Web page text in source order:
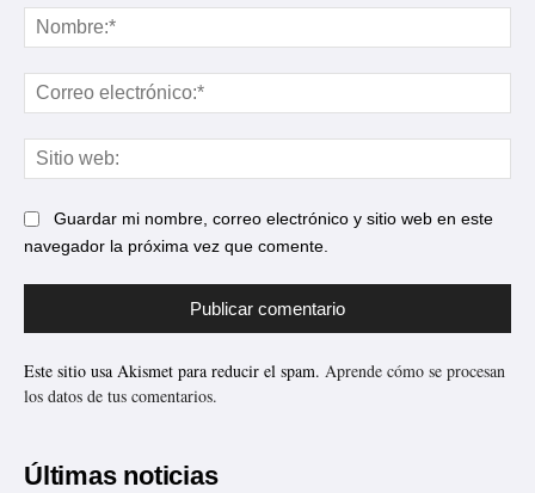
Guardar mi nombre, correo electrónico y sitio web en este
navegador la próxima vez que comente.
Este sitio usa Akismet para reducir el spam. Aprende cómo se procesan
los datos de tus comentarios.
Últimas noticias